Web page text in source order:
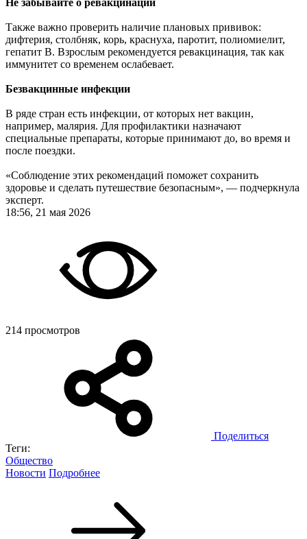
Также важно проверить наличие плановых прививок:
дифтерия, столбняк, корь, краснуха, паротит, полиомиелит,
гепатит В. Взрослым рекомендуется ревакцинация, так как
иммунитет со временем ослабевает.
Безвакцинные инфекции
В ряде стран есть инфекции, от которых нет вакцин,
например, малярия. Для профилактики назначают
специальные препараты, которые принимают до, во время и
после поездки.
«Соблюдение этих рекомендаций поможет сохранить
здоровье и сделать путешествие безопасным», — подчеркнула
эксперт.
18:56, 21 мая 2026
214 просмотров
Поделиться
Теги:
Общество
Новости Подробнее